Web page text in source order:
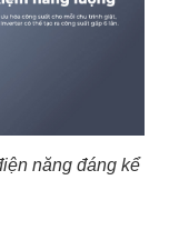
năng đáng kể